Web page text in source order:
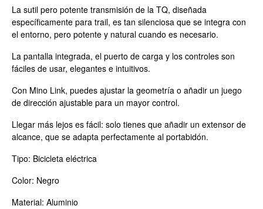
La sutil pero potente transmisión de la TQ, diseñada
específicamente para trail, es tan silenciosa que se integra con
el entorno, pero potente y natural cuando es necesario.
La pantalla integrada, el puerto de carga y los controles son
fáciles de usar, elegantes e intuitivos.
Con Mino Link, puedes ajustar la geometría o añadir un juego
de dirección ajustable para un mayor control.
Llegar más lejos es fácil: solo tienes que añadir un extensor de
alcance, que se adapta perfectamente al portabidón.
Tipo: Bicicleta eléctrica
Color: Negro
Material: Aluminio